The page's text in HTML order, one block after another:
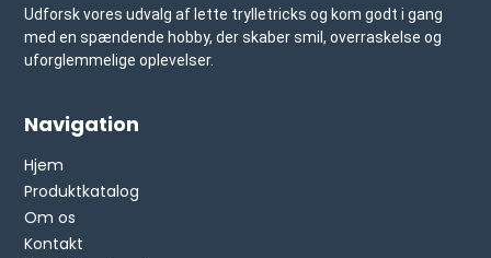
Udforsk vores udvalg af lette trylletricks og kom godt i gang
med en spændende hobby, der skaber smil, overraskelse og
uforglemmelige oplevelser.
Navigation
Hjem
Produktkatalog
Om os
Kontakt